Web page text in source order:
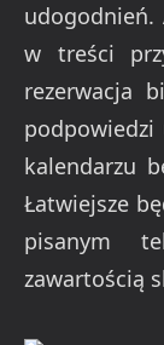
udogodnień.
w treści
rezerwacja
kalendarzu
Łatwiejsze
pisanym
zawartością